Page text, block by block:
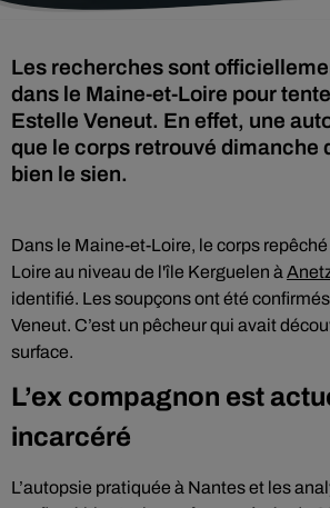
Les recherches sont
dans le Maine-et-Loire pour
Estelle Veneut. En effet, une
que le corps retrouvé dimanche
bien le sien.
Dans le Maine-et-Loire, le corps
Loire au niveau de l'île Kerguelen à
identifié. Les soupçons ont été
Veneut. C’est un pêcheur qui avait
surface.
L’ex compagnon est
incarcéré
L’autopsie pratiquée à Nantes et les